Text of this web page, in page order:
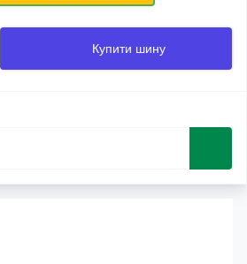
Купити шину